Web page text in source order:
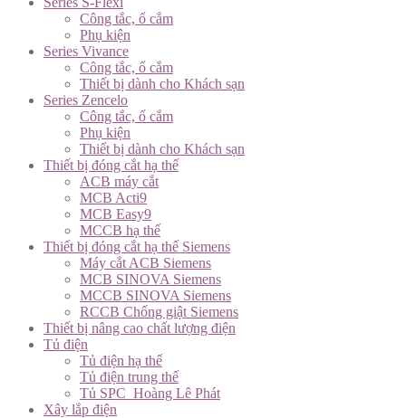
Công tắc, ổ cắm
Phụ kiện
Series Vivance
Công tắc, ổ cắm
Thiết bị dành cho Khách sạn
Series Zencelo
Công tắc, ổ cắm
Phụ kiện
Thiết bị dành cho Khách sạn
Thiết bị đóng cắt hạ thế
ACB máy cắt
MCB Acti9
MCB Easy9
MCCB hạ thế
Thiết bị đóng cắt hạ thế Siemens
Máy cắt ACB Siemens
MCB SINOVA Siemens
MCCB SINOVA Siemens
RCCB Chống giật Siemens
Thiết bị nâng cao chất lượng điện
Tủ điện
Tủ điện hạ thế
Tủ điện trung thế
Tủ SPC_Hoàng Lê Phát
Xây lắp điện